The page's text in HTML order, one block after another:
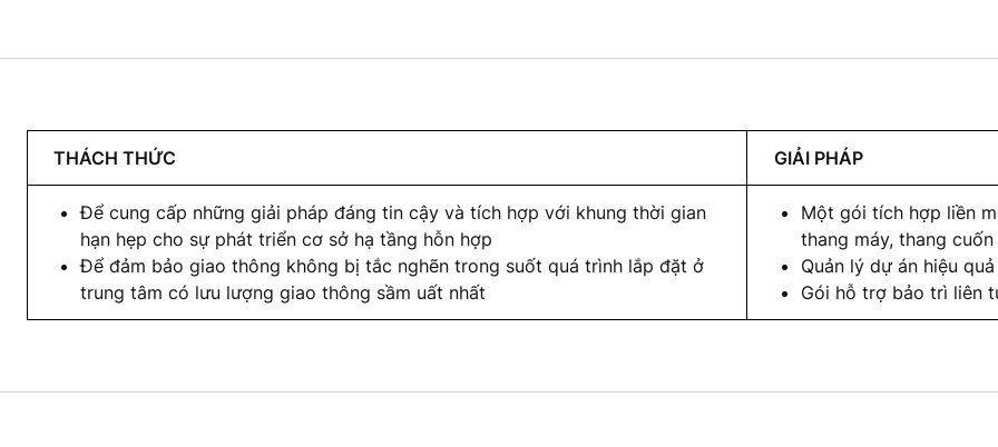
THÁCH THỨC GIẢI PHÁP
Để cung cấp những giải pháp đáng tin cậy và tích hợp với khung thời gian
hạn hẹp cho sự phát triển cơ sở hạ tầng hỗn hợp
Để đảm bảo giao thông không bị tắc nghẽn trong suốt quá trình lắp đặt ở
trung tâm có lưu lượng giao thông sầm uất nhất
Một gói tích hợp liền
thang máy, thang
Quản lý dự án hiệu
Gói hỗ trợ bảo trì liên